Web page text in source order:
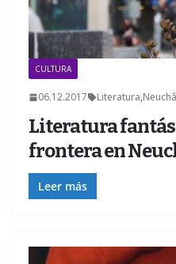
CULTURA
06.12.2017 Literatura,
Literatura
frontera en
Leer más